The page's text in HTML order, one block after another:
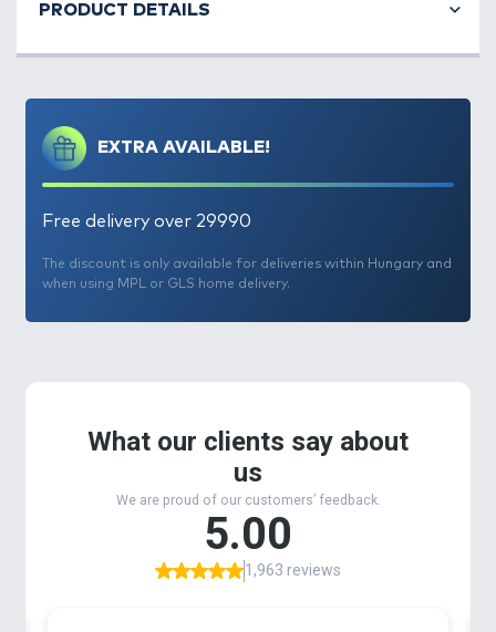
EXTRA AVAILABLE!
Free delivery over 29990
The discount is only available for deliveries within Hungary and
when using MPL or GLS home delivery.
PRODUCT DETAILS